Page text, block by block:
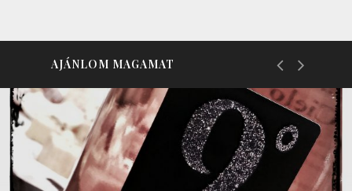
AJÁNLOM MAGAMAT